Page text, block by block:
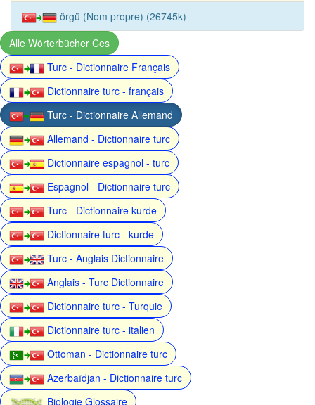
örgü (Nom propre) (26745k)
Alle Wörterbücher Ces
Turc - Dictionnaire Français
Dictionnaire turc - français
Turc - Dictionnaire Allemand
Allemand - Dictionnaire turc
Dictionnaire espagnol - turc
Espagnol - Dictionnaire turc
Turc - Dictionnaire kurde
Dictionnaire turc - kurde
Turc - Anglais Dictionnaire
Anglais - Turc Dictionnaire
Dictionnaire turc - Turquie
Dictionnaire turc - italien
Ottoman - Dictionnaire turc
Azerbaïdjan - Dictionnaire turc
Biologie Glossaire